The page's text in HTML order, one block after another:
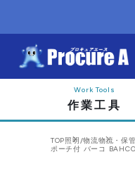
作業工具
TOP照明/物流物流・保
ポーチ付 バーコ